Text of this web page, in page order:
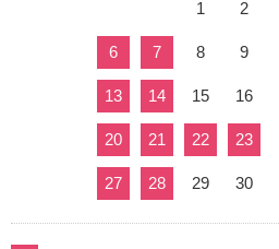
1
2
6 7 8 9
13 14 15 16
20 21 22 23
27 28 29 30